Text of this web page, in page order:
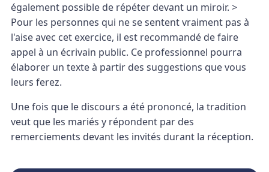
également possible de répéter devant un miroir. >
Pour les personnes qui ne se sentent vraiment pas à
l'aise avec cet exercice, il est recommandé de faire
appel à un écrivain public. Ce professionnel pourra
élaborer un texte à partir des suggestions que vous
leurs ferez.
Une fois que le discours a été prononcé, la tradition
veut que les mariés y répondent par des
remerciements devant les invités durant la réception.